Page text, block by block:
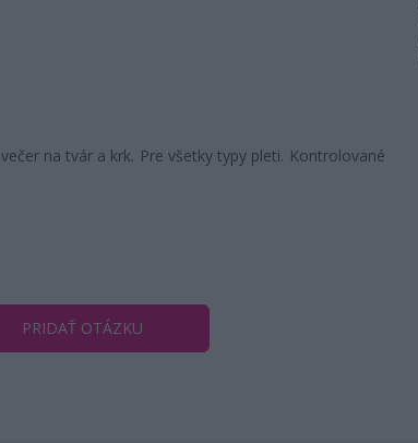
na tvár a krk. Pre všetky typy pleti. Kontrolované
PRIDAŤ OTÁZKU